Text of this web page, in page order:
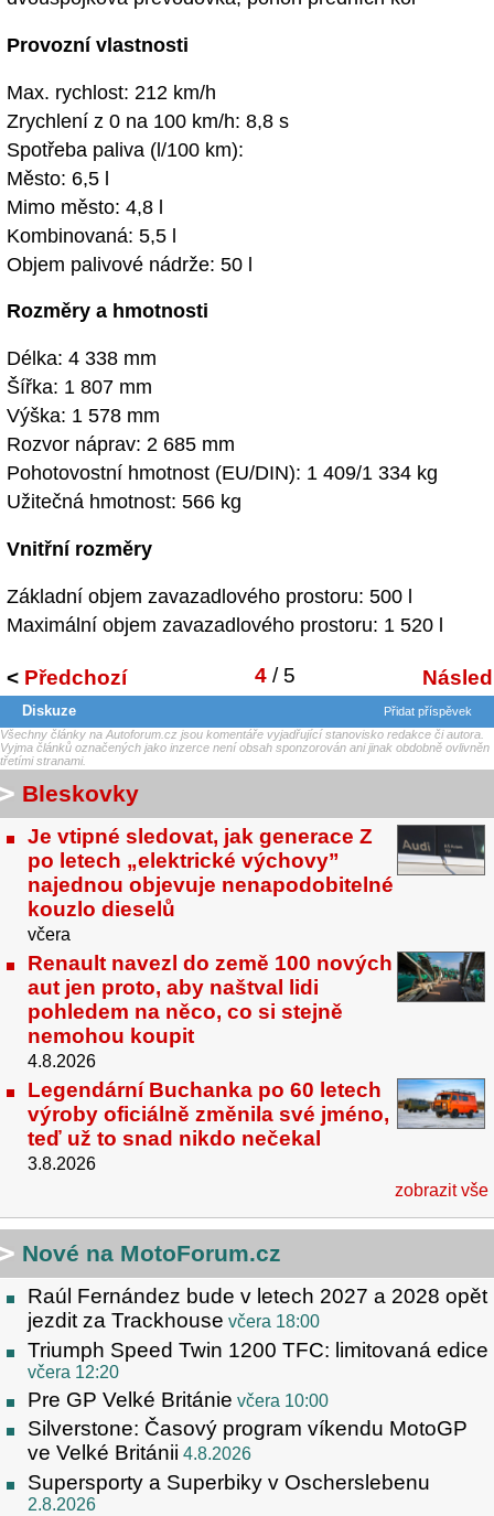
Provozní vlastnosti
Max. rychlost: 212 km/h
Zrychlení z 0 na 100 km/h: 8,8 s
Spotřeba paliva (l/100 km):
Město: 6,5 l
Mimo město: 4,8 l
Kombinovaná: 5,5 l
Objem palivové nádrže: 50 l
Rozměry a hmotnosti
Délka: 4 338 mm
Šířka: 1 807 mm
Výška: 1 578 mm
Rozvor náprav: 2 685 mm
Pohotovostní hmotnost (EU/DIN): 1 409/1 334 kg
Užitečná hmotnost: 566 kg
Vnitřní rozměry
Základní objem zavazadlového prostoru: 500 l
Maximální objem zavazadlového prostoru: 1 520 l
< Předchozí 4/ 5
Diskuze
Přidat příspěvek
Všechny články na Autoforum.cz jsou komentáře vyjadřující stanovisko redakce či autora.
Vyjma článků označených jako inzerce není obsah sponzorován ani jinak obdobně ovlivněn
třetími stranami.
Bleskovky
Je vtipné sledovat, jak generace Z
po letech „elektrické výchovy”
najednou objevuje nenapodobitelné
kouzlo dieselů
včera
Renault navezl do země 100 nových
aut jen proto, aby naštval lidi
pohledem na něco, co si stejně
nemohou koupit
4.8.2026
Legendární Buchanka po 60 letech
výroby oficiálně změnila své jméno,
teď už to snad nikdo nečekal
3.8.2026
zobrazit vše
Nové na MotoForum.cz
Raúl Fernández bude v letech 2027 a 2028 opět
jezdit za Trackhouse včera 18:00
Triumph Speed Twin 1200 TFC: limitovaná edice
včera 12:20
Pre GP Velké Británie včera 10:00
Silverstone: Časový program víkendu MotoGP
ve Velké Británii 4.8.2026
Supersporty a Superbiky v Oscherslebenu
2.8.2026